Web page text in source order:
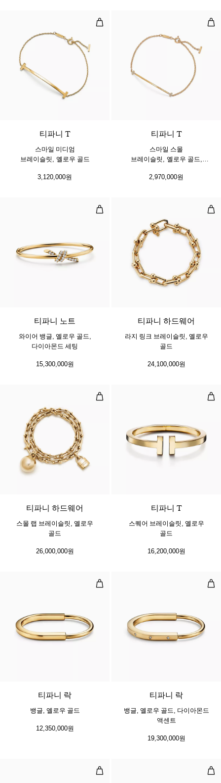
스마일 미디엄 브레이슬릿, 옐로우
티파니 T
스마일 미디엄
브레이슬릿, 옐로우 골드
3,120,000원
스
티파니 T
스마일 스몰
브레이슬릿, 옐로우 골드,
2,970,000원
와이어 뱅글, 옐로우 골드, 다이아몬
티파니 노트
와이어 뱅글, 옐로우 골드,
다이아몬드 세팅
15,300,000원
라
티파니 하드웨어
라지 링크 브레이슬릿, 옐로우
골드
24,100,000원
스몰 랩 브레이슬릿, 옐로우 골드
티파니 하드웨어
스몰 랩 브레이슬릿, 옐로우
골드
26,000,000원
스
티파니 T
스퀘어 브레이슬릿, 옐로우
골드
16,200,000원
뱅글, 옐로우 골드
티파니 락
뱅글, 옐로우 골드
12,350,000원
뱅
티파니 락
뱅글, 옐로우 골드, 다이아몬드
액센트
19,300,000원
T1 내로우 힌지드 뱅글, 옐로우 골드
와